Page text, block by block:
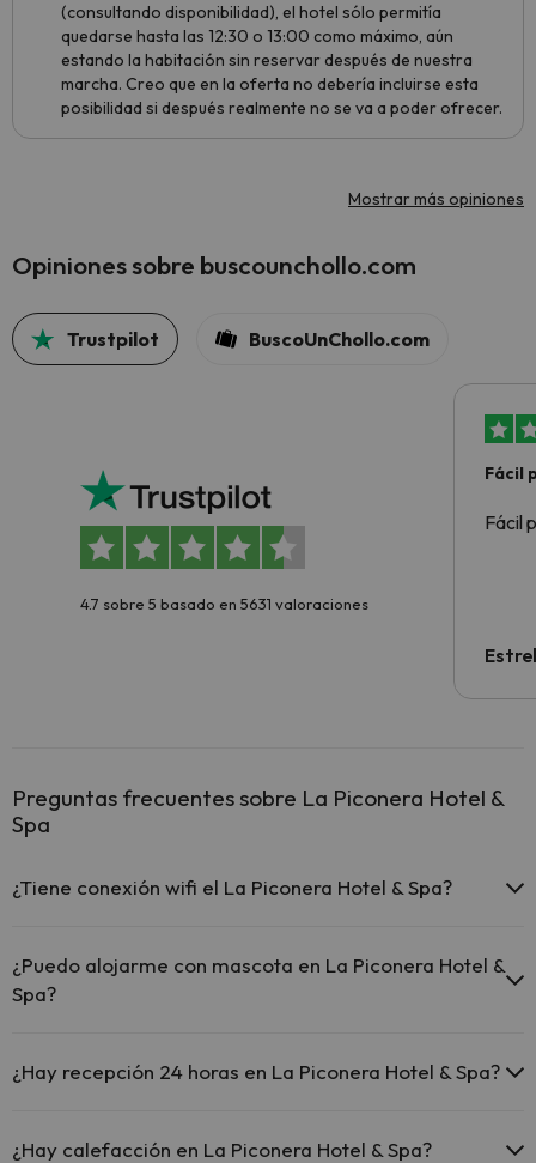
(consultando disponibilidad), el hotel sólo permitía
quedarse hasta las 12:30 o 13:00 como máximo, aún
estando la habitación sin reservar después de nuestra
marcha. Creo que en la oferta no debería incluirse esta
posibilidad si después realmente no se va a poder ofrecer.
Mostrar más opiniones
Opiniones sobre buscounchollo.com
Trustpilot BuscoUnChollo.com
4.7 sobre 5 basado en 5631 valoraciones
Fácil
Fácil
Preguntas frecuentes sobre La Piconera Hotel &
Spa
¿Tiene conexión wifi el La Piconera Hotel & Spa?
hotel.
¿Puedo alojarme con mascota en La Piconera Hotel &
Spa?
¿Hay recepción 24 horas en La Piconera Hotel & Spa?
¿Hay calefacción en La Piconera Hotel & Spa?